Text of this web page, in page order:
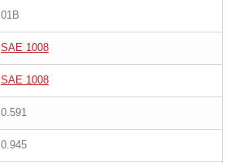
01B
SAE 1008
SAE 1008
0.591
0.945